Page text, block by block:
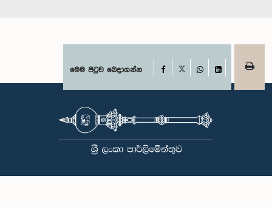
මෙම පිටුව බෙදාගන්න Facebook
WhatsAppLinkedIn